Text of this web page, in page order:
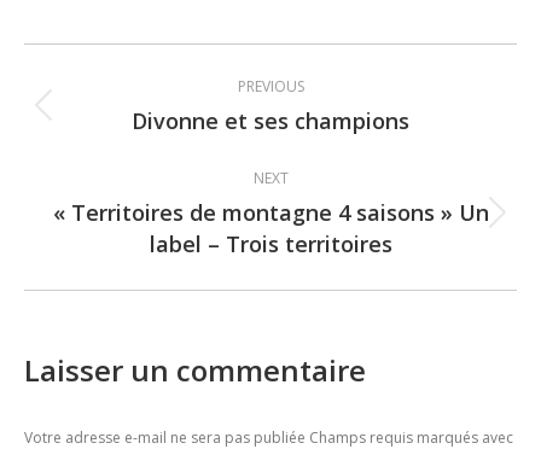
navigation
PREVIOUS
Previous
Divonne et ses champions
NEXT
Next
post:
« Territoires de montagne 4 saisons » Un
label – Trois territoires
Laisser un commentaire
Votre adresse e-mail ne sera pas publiée Champs requis marqués avec